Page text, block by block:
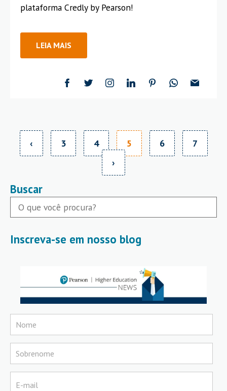
plataforma Credly by Pearson!
LEIA MAIS
‹ 3 4 5 6
7
›
Buscar
Inscreva-se em nosso blog